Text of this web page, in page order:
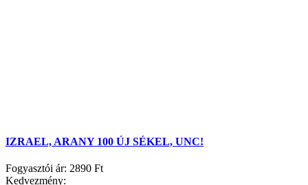
IZRAEL, ARANY 100 ÚJ SÉKEL, UNC!
Fogyasztói ár: 2890 Ft
Kedvezmény: